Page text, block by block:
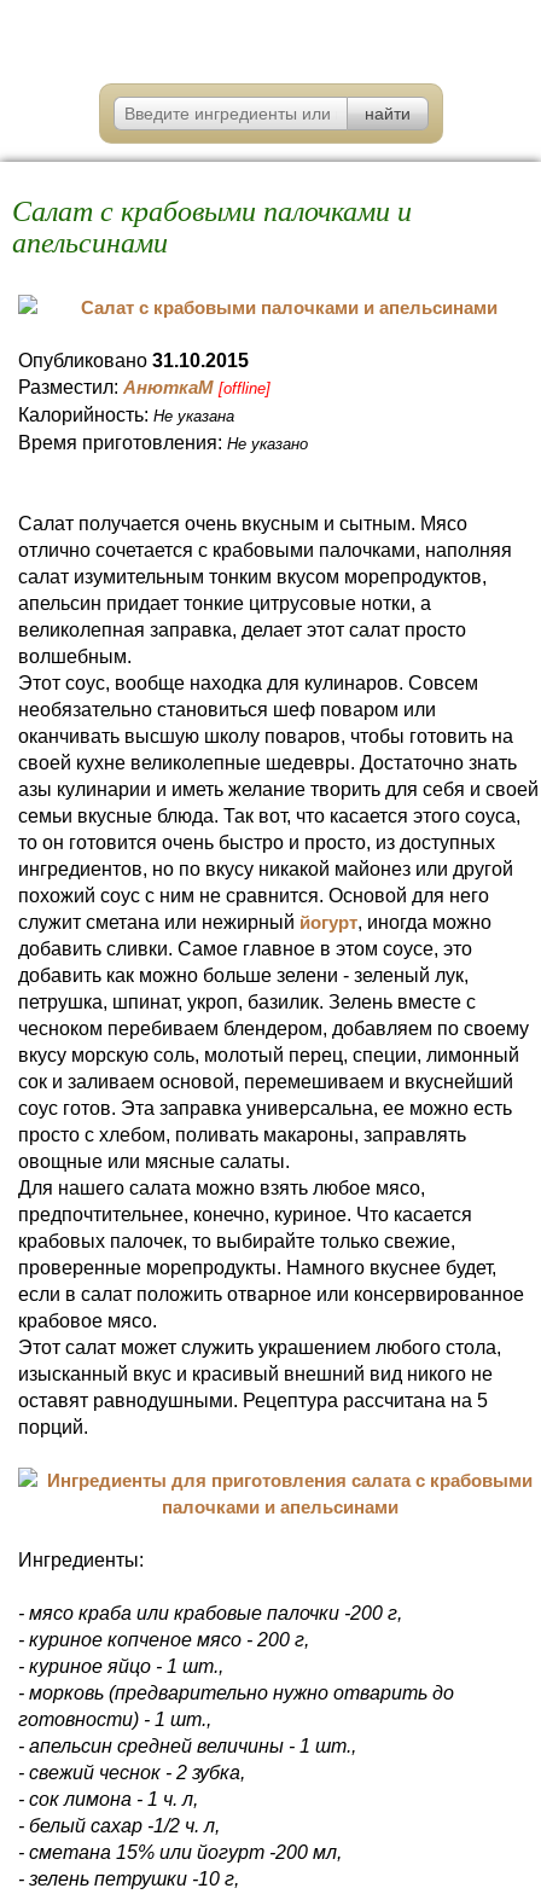
Салат с крабовыми палочками и
апельсинами
Опубликовано 31.10.2015
Разместил: АнюткаM [offline]
Калорийность: Не указана
Время приготовления: Не указано
Салат получается очень вкусным и сытным. Мясо
отлично сочетается с крабовыми палочками, наполняя
салат изумительным тонким вкусом морепродуктов,
апельсин придает тонкие цитрусовые нотки, а
великолепная заправка, делает этот салат просто
волшебным.
Этот соус, вообще находка для кулинаров. Совсем
необязательно становиться шеф поваром или
оканчивать высшую школу поваров, чтобы готовить на
своей кухне великолепные шедевры. Достаточно знать
азы кулинарии и иметь желание творить для себя и своей
семьи вкусные блюда. Так вот, что касается этого соуса,
то он готовится очень быстро и просто, из доступных
ингредиентов, но по вкусу никакой майонез или другой
похожий соус с ним не сравнится. Основой для него
служит сметана или нежирный йогурт, иногда можно
добавить сливки. Самое главное в этом соусе, это
добавить как можно больше зелени - зеленый лук,
петрушка, шпинат, укроп, базилик. Зелень вместе с
чесноком перебиваем блендером, добавляем по своему
вкусу морскую соль, молотый перец, специи, лимонный
сок и заливаем основой, перемешиваем и вкуснейший
соус готов. Эта заправка универсальна, ее можно есть
просто с хлебом, поливать макароны, заправлять
овощные или мясные салаты.
Для нашего салата можно взять любое мясо,
предпочтительнее, конечно, куриное. Что касается
крабовых палочек, то выбирайте только свежие,
проверенные морепродукты. Намного вкуснее будет,
если в салат положить отварное или консервированное
крабовое мясо.
Этот салат может служить украшением любого стола,
изысканный вкус и красивый внешний вид никого не
оставят равнодушными. Рецептура рассчитана на 5
порций.
Ингредиенты:
- мясо краба или крабовые палочки -200 г,
- куриное копченое мясо - 200 г,
- куриное яйцо - 1 шт.,
- морковь (предварительно нужно отварить до
готовности) - 1 шт.,
- апельсин средней величины - 1 шт.,
- свежий чеснок - 2 зубка,
- сок лимона - 1 ч. л,
- белый сахар -1/2 ч. л,
- сметана 15% или йогурт -200 мл,
- зелень петрушки -10 г,